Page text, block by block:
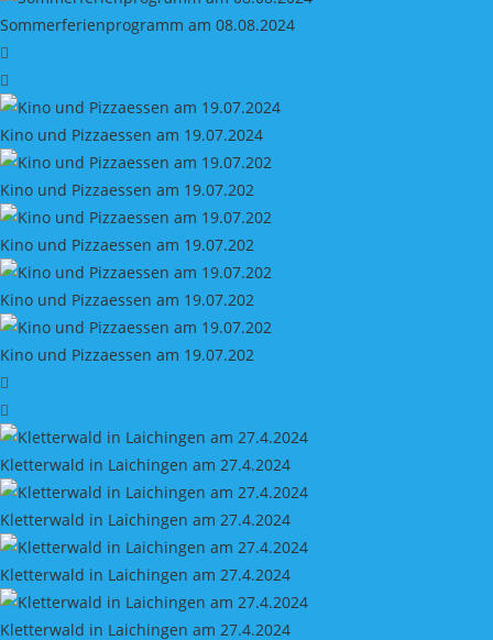
Sommerferienprogramm am 08.08.2024
Kino und Pizzaessen am 19.07.2024
Kino und Pizzaessen am 19.07.202
Kino und Pizzaessen am 19.07.202
Kino und Pizzaessen am 19.07.202
Kino und Pizzaessen am 19.07.202
Kletterwald in Laichingen am 27.4.2024
Kletterwald in Laichingen am 27.4.2024
Kletterwald in Laichingen am 27.4.2024
Kletterwald in Laichingen am 27.4.2024